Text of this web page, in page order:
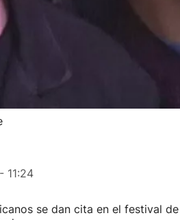
11:24
se dan cita en el festival